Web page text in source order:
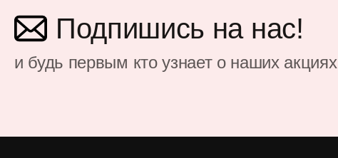
Подпишись на нас!
и будь первым кто узнает о наших акциях